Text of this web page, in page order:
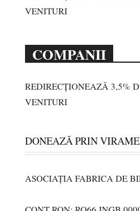
VENITURI
COMPANII
REDIRECȚIONEAZĂ 3,5%
VENITURI
DONEAZĂ PRIN
ASOCIAȚIA FABRICA DE